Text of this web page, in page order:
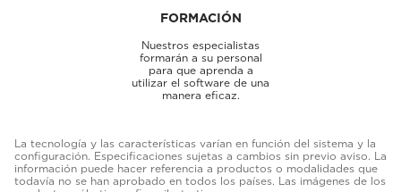
FORMACIÓN
Nuestros especialistas
formarán a su personal
para que aprenda a
utilizar el software de una
manera eficaz.
La tecnología y las características varían en función del sistema y la
configuración. Especificaciones sujetas a cambios sin previo aviso. La
información puede hacer referencia a productos o modalidades que
todavía no se han aprobado en todos los países. Las imágenes de los